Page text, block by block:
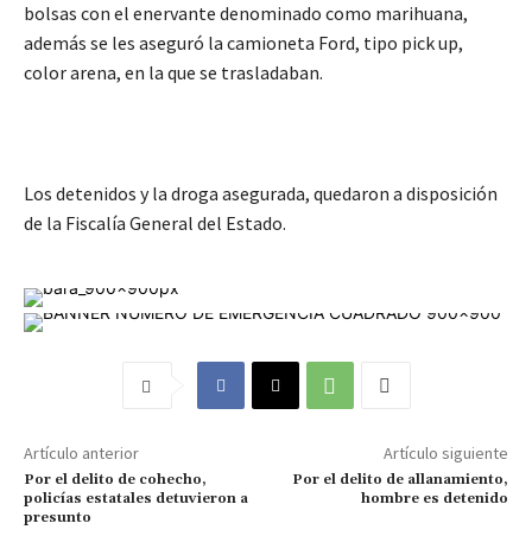
bolsas con el enervante denominado como marihuana,
además se les aseguró la camioneta Ford, tipo pick up,
color arena, en la que se trasladaban.
Los detenidos y la droga asegurada, quedaron a disposición
de la Fiscalía General del Estado.
Artículo anterior
Por el delito de cohecho,
policías estatales detuvieron a
presunto
Artículo siguiente
Por el delito de allanamiento,
hombre es detenido